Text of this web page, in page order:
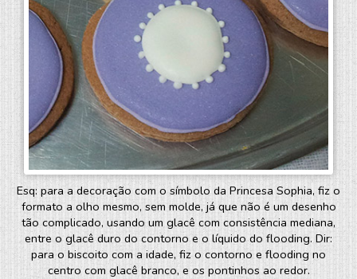
Esq: para a decoração com o símbolo da Princesa Sophia, fiz o
formato a olho mesmo, sem molde, já que não é um desenho
tão complicado, usando um glacê com consistência mediana,
entre o glacê duro do contorno e o líquido do flooding. Dir:
para o biscoito com a idade, fiz o contorno e flooding no
centro com glacê branco, e os pontinhos ao redor.